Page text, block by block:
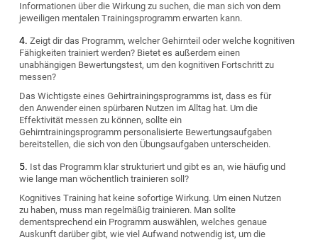
Informationen über die Wirkung zu suchen, die man sich von dem
jeweiligen mentalen Trainingsprogramm erwarten kann.
Zeigt dir das Programm, welcher Gehirnteil oder welche kognitiven
Fähigkeiten trainiert werden? Bietet es außerdem einen
unabhängigen Bewertungstest, um den kognitiven Fortschritt zu
messen?
Das Wichtigste eines Gehirtrainingsprogramms ist, dass es für
den Anwender einen spürbaren Nutzen im Alltag hat. Um die
Effektivität messen zu können, sollte ein
Gehirntrainingsprogramm personalisierte Bewertungsaufgaben
bereitstellen, die sich von den Übungsaufgaben unterscheiden.
Ist das Programm klar strukturiert und gibt es an, wie häufig und
wie lange man wöchentlich trainieren soll?
Kognitives Training hat keine sofortige Wirkung. Um einen Nutzen
zu haben, muss man regelmäßig trainieren. Man sollte
dementsprechend ein Programm auswählen, welches genaue
Auskunft darüber gibt, wie viel Aufwand notwendig ist, um die